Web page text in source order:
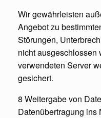
Wir gewährleisten
Angebot zu
Störungen,
nicht ausgeschlossen
verwendeten Server
gesichert.
8 Weitergabe von
Datenübertragung ins